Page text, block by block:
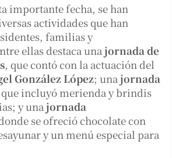
importante fecha, se han
actividades que han
familias y
ellas destaca una jornada de
, que contó con la actuación del
González López; una jornada
que incluyó merienda y brindis
y una jornada
se ofreció chocolate con
y un menú especial para